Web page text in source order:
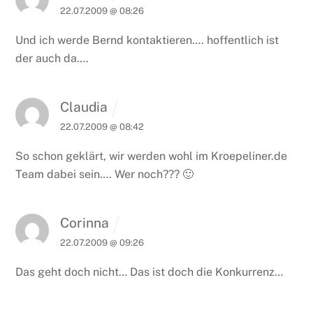
22.07.2009 @ 08:26
Und ich werde Bernd kontaktieren…. hoffentlich ist
der auch da….
Claudia
22.07.2009 @ 08:42
So schon geklärt, wir werden wohl im Kroepeliner.de
Team dabei sein…. Wer noch??? 🙂
Corinna
22.07.2009 @ 09:26
Das geht doch nicht… Das ist doch die Konkurrenz…